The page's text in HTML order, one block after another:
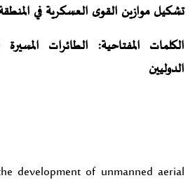
تشكيل موازين القوى العسكرية في
الكلمات المفتاحية:
الدوليين
development of unmanned aerial